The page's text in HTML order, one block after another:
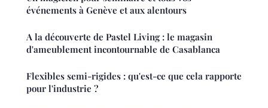
événements à Genève et aux alentours
A la découverte de Pastel Living : le magasin
d'ameublement incontournable de Casablanca
Flexibles semi-rigides : qu'est-ce que cela rapporte
pour l'industrie ?